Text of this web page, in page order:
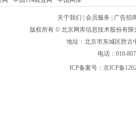
关于我们 会员服务
广告招
版权所有 © 北京网库信息技术股份有限
地址：北京市东城区胜
电话：010-
ICP备案号： 京ICP备